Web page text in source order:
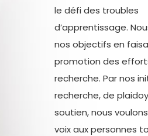
le défi des troubles
d’apprentissage.
nos objectifs en
promotion des
recherche. Par nos
recherche, de
soutien, nous
voix aux personnes